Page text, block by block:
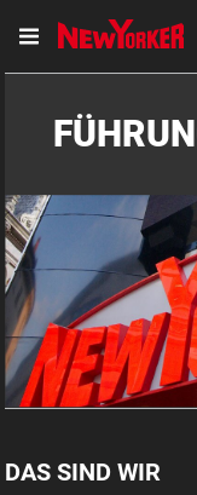
DAS SIND WIR